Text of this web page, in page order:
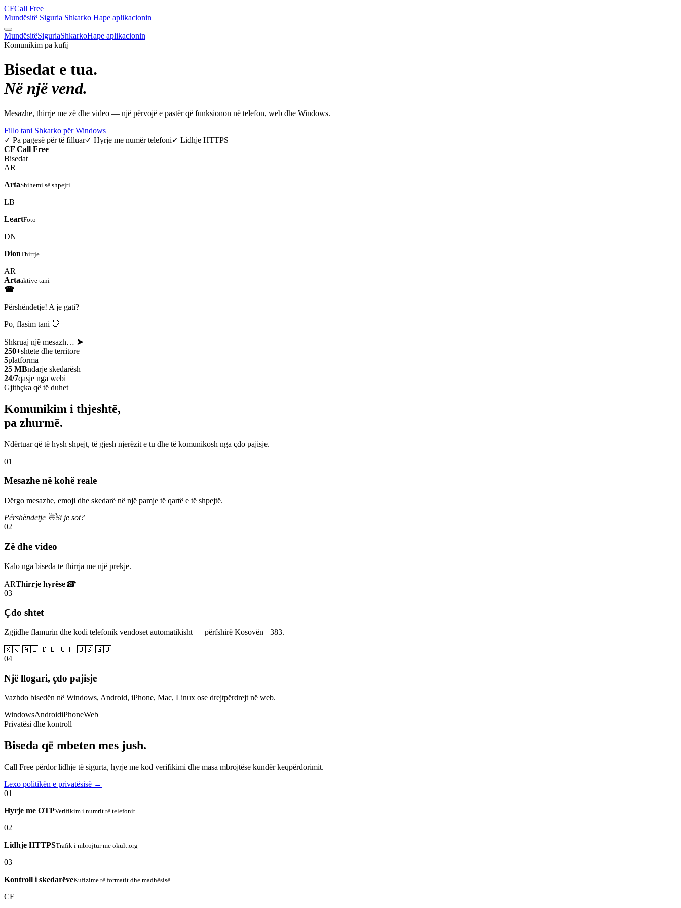
CFCall Free
Mundësitë Siguria Shkarko Hape aplikacionin
MundësitëSiguriaShkarkoHape aplikacionin
Komunikim pa kufij
Bisedat e tua.
Në një vend.
Mesazhe, thirrje me zë dhe video — një përvojë e pastër që funksionon në telefon, web dhe Windows.
Fillo tani Shkarko për Windows
✓ Pa pagesë për të filluar✓ Hyrje me numër telefoni✓ Lidhje HTTPS
CF Call Free
Bisedat
AR
ArtaShihemi së shpejti
LB
LeartFoto
DN
DionThirrje
AR
Artaaktive tani
☎
Përshëndetje! A je gati?
Po, flasim tani 👋
Shkruaj një mesazh… ➤
250+shtete dhe territore
5platforma
25 MBndarje skedarësh
24/7qasje nga webi
Gjithçka që të duhet
Komunikim i thjeshtë,
pa zhurmë.
Ndërtuar që të hysh shpejt, të gjesh njerëzit e tu dhe të komunikosh nga çdo pajisje.
01
Mesazhe në kohë reale
Dërgo mesazhe, emoji dhe skedarë në një pamje të qartë e të shpejtë.
Përshëndetje 👋Si je sot?
02
Zë dhe video
Kalo nga biseda te thirrja me një prekje.
ARThirrje hyrëse☎
03
Çdo shtet
Zgjidhe flamurin dhe kodi telefonik vendoset automatikisht — përfshirë Kosovën +383.
🇽🇰 🇦🇱 🇩🇪 🇨🇭 🇺🇸 🇬🇧
04
Një llogari, çdo pajisje
Vazhdo bisedën në Windows, Android, iPhone, Mac, Linux ose drejtpërdrejt në web.
WindowsAndroidiPhoneWeb
Privatësi dhe kontroll
Biseda që mbeten mes jush.
Call Free përdor lidhje të sigurta, hyrje me kod verifikimi dhe masa mbrojtëse kundër keqpërdorimit.
Lexo politikën e privatësisë →
01
Hyrje me OTPVerifikim i numrit të telefonit
02
Lidhje HTTPSTrafik i mbrojtur me okult.org
03
Kontroll i skedarëveKufizime të formatit dhe madhësisë
CF